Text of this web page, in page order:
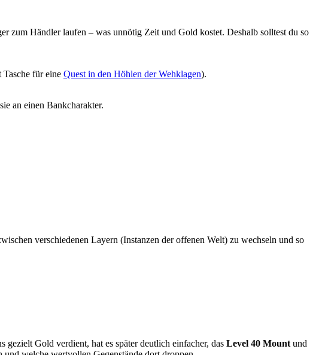
zum Händler laufen – was unnötig Zeit und Gold kostet. Deshalb solltest du so
Tasche für eine Quest in den Höhlen der Wehklagen).
an einen Bankcharakter.
verschiedenen Layern (Instanzen der offenen Welt) zu wechseln und so
Gold verdient, hat es später deutlich einfacher, das Level 40 Mount und